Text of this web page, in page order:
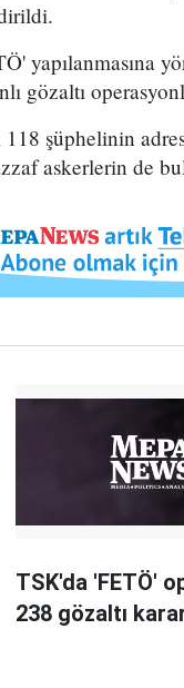
yapılanmasına
gözaltı
şüphelinin
askerlerin de
TSK'da 'FETÖ'
238 gözaltı